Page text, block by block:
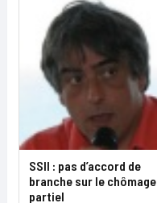
SSII : pas d’accord de
branche sur le chômage
partiel